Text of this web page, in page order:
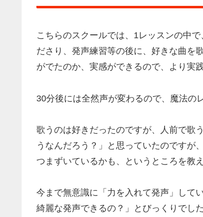
こちらのスクールでは、1レッスンの中
ださり、発声練習等の後に、好きな曲を
がでたのか、実感ができるので、より実
30分後には全然声が変わるので、魔法の
歌うのは好きだったのですが、人前で歌
うなんだろう？」と思っていたのですが
つまずいているかも、というところを教
今まで無意識に「力を入れて発声」して
綺麗な発声できるの？」とびっくりでした